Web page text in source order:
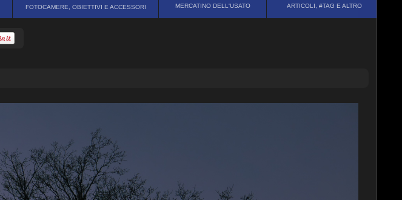
FOTOCAMERE, OBIETTIVI E ACCESSORI MERCATINO DELL'USATO ARTICOLI, #TAG E ALTRO